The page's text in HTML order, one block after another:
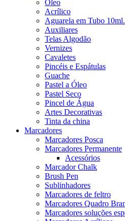
Óleo
Acrílico
Aguarela em Tubo
Auxiliares
Telas Algodão
Vernizes
Cavaletes
Pincéis e Espátulas
Guache
Pastel a Óleo
Pastel Seco
Pincel de Água
Artes Decorativas
Tinta da china
Marcadores
Marcadores Posca
Marcadores Permanente
Acessórios
Marcador Chalk
Brush Pen
Sublinhadores
Marcadores de feltro
Marcadores Quadro
Marcadores soluções